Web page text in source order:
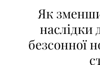
Як
наслідки
безсонної